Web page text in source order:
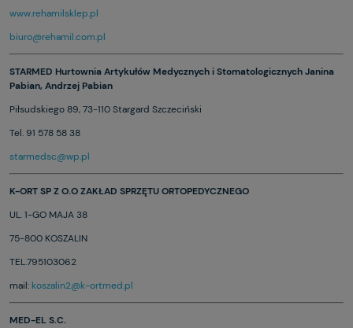
www.rehamilsklep.pl
biuro@rehamil.com.pl
STARMED Hurtownia Artykułów Medycznych i Stomatologicznych Janina
Pabian, Andrzej Pabian
Piłsudskiego 89, 73-110 Stargard Szczeciński
Tel. 91 578 58 38
starmedsc@wp.pl
K-ORT SP Z O.O ZAKŁAD SPRZĘTU ORTOPEDYCZNEGO
UL. 1-GO MAJA 38
75-800 KOSZALIN
TEL.795103062
mail: koszalin2@k-ortmed.pl
MED-EL S.C.